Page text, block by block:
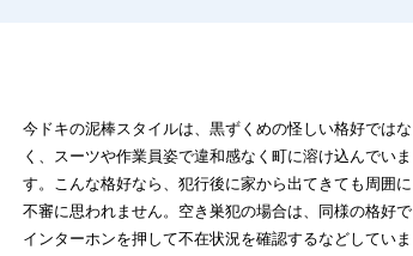
今ドキの泥棒スタイルは、黒ずくめの怪しい格好ではな
く、スーツや作業員姿で違和感なく町に溶け込んでいま
す。こんな格好なら、犯行後に家から出てきても周囲に
不審に思われません。空き巣犯の場合は、同様の格好で
インターホンを押して不在状況を確認するなどしていま